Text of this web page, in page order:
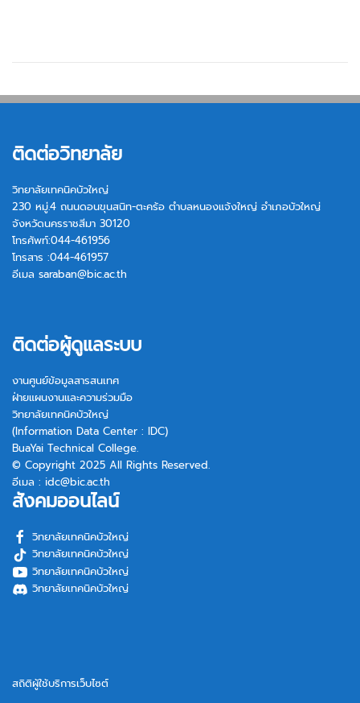
ติดต่อวิทยาลัย
วิทยาลัยเทคนิคบัวใหญ่
230 หมู่.4 ถนนดอนขุนสนิท-ตะคร้อ ตำบลหนองแจ้งใหญ่ อำเภอบัวใหญ่
จังหวัดนครราชสีมา 30120
โทรศัพท์:044-461956
โทรสาร :044-461957
อีเมล saraban@bic.ac.th
ติดต่อผู้ดูแลระบบ
งานศูนย์ข้อมูลสารสนเทศ
ฝ่ายแผนงานและความร่วมมือ
วิทยาลัยเทคนิคบัวใหญ่
(Information Data Center : IDC)
BuaYai Technical College.
© Copyright 2025 All Rights Reserved.
อีเมล : idc@bic.ac.th
สังคมออนไลน์
วิทยาลัยเทคนิคบัวใหญ่
วิทยาลัยเทคนิคบัวใหญ่
วิทยาลัยเทคนิคบัวใหญ่
วิทยาลัยเทคนิคบัวใหญ่
สถิติผู้ใช้บริการเว็บไซต์